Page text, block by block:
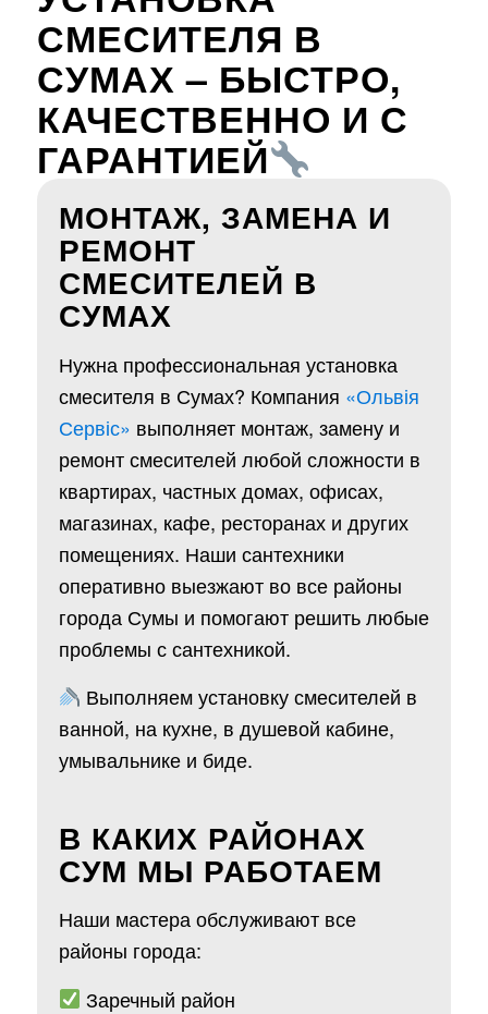
СМЕСИТЕЛЯ В
СУМАХ – БЫСТРО,
КАЧЕСТВЕННО И С
ГАРАНТИЕЙ
МОНТАЖ, ЗАМЕНА И
РЕМОНТ
СМЕСИТЕЛЕЙ В
СУМАХ
Нужна профессиональная установка
смесителя в Сумах? Компания «Ольвія
Сервіс» выполняет монтаж, замену и
ремонт смесителей любой сложности в
квартирах, частных домах, офисах,
магазинах, кафе, ресторанах и других
помещениях. Наши сантехники
оперативно выезжают во все районы
города Сумы и помогают решить любые
проблемы с сантехникой.
Выполняем установку смесителей в
ванной, на кухне, в душевой кабине,
умывальнике и биде.
В КАКИХ РАЙОНАХ
СУМ МЫ РАБОТАЕМ
Наши мастера обслуживают все
районы города:
Заречный район